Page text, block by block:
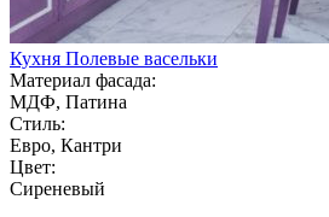
Кухня Полевые васельки
Материал фасада:
МДФ, Патина
Стиль:
Евро, Кантри
Цвет:
Сиреневый